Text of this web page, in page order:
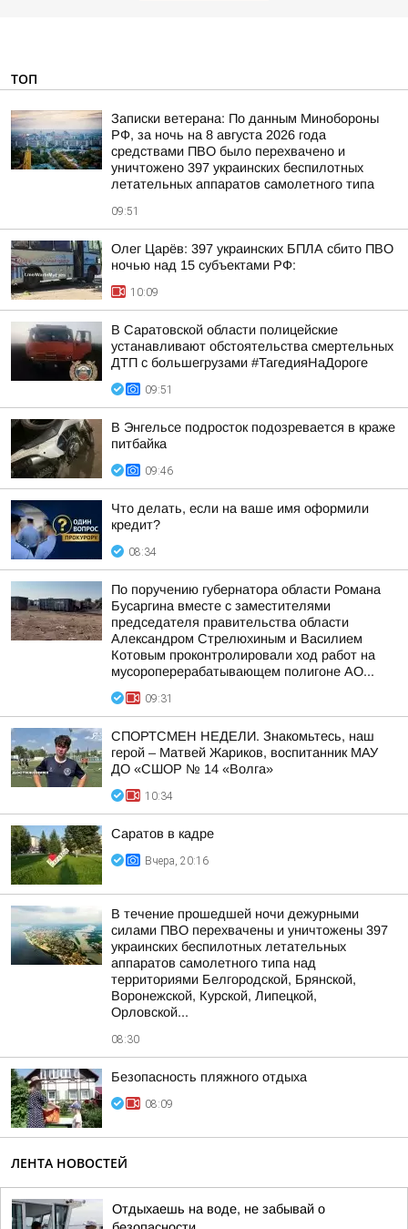
ТОП
Записки ветерана: По данным Минобороны
РФ, за ночь на 8 августа 2026 года
средствами ПВО было перехвачено и
уничтожено 397 украинских беспилотных
летательных аппаратов самолетного типа
09:51
Олег Царёв: 397 украинских БПЛА сбито ПВО
ночью над 15 субъектами РФ:
10:09
В Саратовской области полицейские
устанавливают обстоятельства смертельных
ДТП с большегрузами #ТагедияНаДороге
09:51
В Энгельсе подросток подозревается в краже
питбайка
09:46
Что делать, если на ваше имя оформили
кредит?
08:34
По поручению губернатора области Романа
Бусаргина вместе с заместителями
председателя правительства области
Александром Стрелюхиным и Василием
Котовым проконтролировали ход работ на
мусороперерабатывающем полигоне АО...
09:31
СПОРТСМЕН НЕДЕЛИ. Знакомьтесь, наш
герой – Матвей Жариков, воспитанник МАУ
ДО «СШОР № 14 «Волга»
10:34
Саратов в кадре
Вчера, 20:16
В течение прошедшей ночи дежурными
силами ПВО перехвачены и уничтожены 397
украинских беспилотных летательных
аппаратов самолетного типа над
территориями Белгородской, Брянской,
Воронежской, Курской, Липецкой,
Орловской...
08:30
Безопасность пляжного отдыха
08:09
ЛЕНТА НОВОСТЕЙ
Отдыхаешь на воде, не забывай о